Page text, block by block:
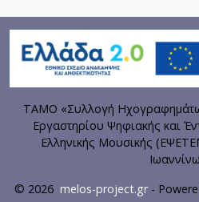
ΤΑΜΟ «Συλλογή
Εργαστηρίου Ψηφιακής και
Ελληνικής Μουσικής
© 2026 melos-project.gr-